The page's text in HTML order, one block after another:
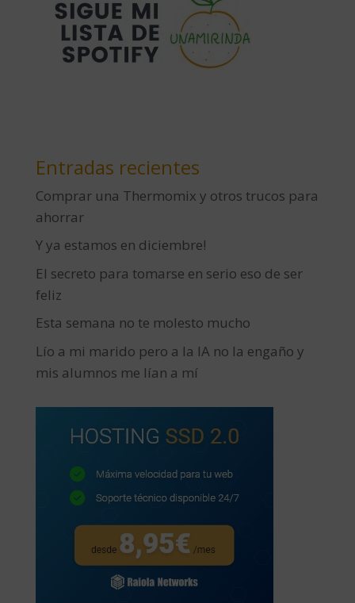
Entradas recientes
Comprar una Thermomix y otros trucos para
ahorrar
Y ya estamos en diciembre!
El secreto para tomarse en serio eso de ser
feliz
Esta semana no te molesto mucho
Lío a mi marido pero a la IA no la engaño y
mis alumnos me lían a mí